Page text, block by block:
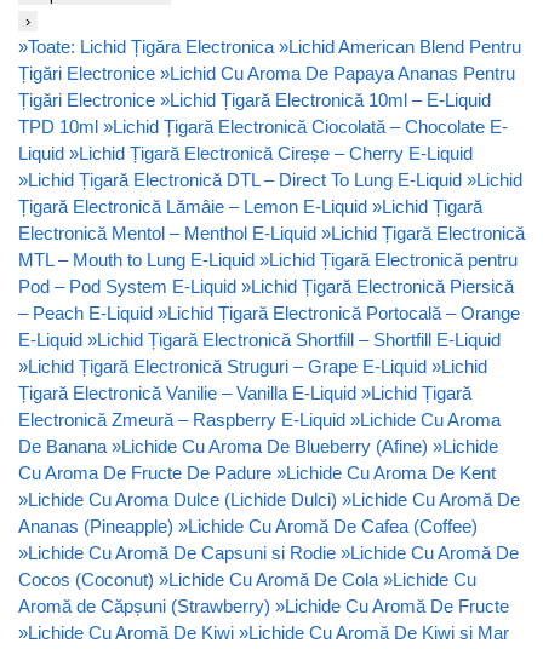
›
»Toate: Lichid Țigăra Electronica »Lichid American Blend Pentru
Țigări Electronice »Lichid Cu Aroma De Papaya Ananas Pentru
Țigări Electronice »Lichid Țigară Electronică 10ml – E-Liquid
TPD 10ml »Lichid Țigară Electronică Ciocolată – Chocolate E-
Liquid »Lichid Țigară Electronică Cireșe – Cherry E-Liquid
»Lichid Țigară Electronică DTL – Direct To Lung E-Liquid »Lichid
Țigară Electronică Lămâie – Lemon E-Liquid »Lichid Țigară
Electronică Mentol – Menthol E-Liquid »Lichid Țigară Electronică
MTL – Mouth to Lung E-Liquid »Lichid Țigară Electronică pentru
Pod – Pod System E-Liquid »Lichid Țigară Electronică Piersică
– Peach E-Liquid »Lichid Țigară Electronică Portocală – Orange
E-Liquid »Lichid Țigară Electronică Shortfill – Shortfill E-Liquid
»Lichid Țigară Electronică Struguri – Grape E-Liquid »Lichid
Țigară Electronică Vanilie – Vanilla E-Liquid »Lichid Țigară
Electronică Zmeură – Raspberry E-Liquid »Lichide Cu Aroma
De Banana »Lichide Cu Aroma De Blueberry (Afine) »Lichide
Cu Aroma De Fructe De Padure »Lichide Cu Aroma De Kent
»Lichide Cu Aroma Dulce (Lichide Dulci) »Lichide Cu Aromă De
Ananas (Pineapple) »Lichide Cu Aromă De Cafea (Coffee)
»Lichide Cu Aromă De Capsuni si Rodie »Lichide Cu Aromă De
Cocos (Coconut) »Lichide Cu Aromă De Cola »Lichide Cu
Aromă de Căpșuni (Strawberry) »Lichide Cu Aromă De Fructe
»Lichide Cu Aromă De Kiwi »Lichide Cu Aromă De Kiwi si Mar